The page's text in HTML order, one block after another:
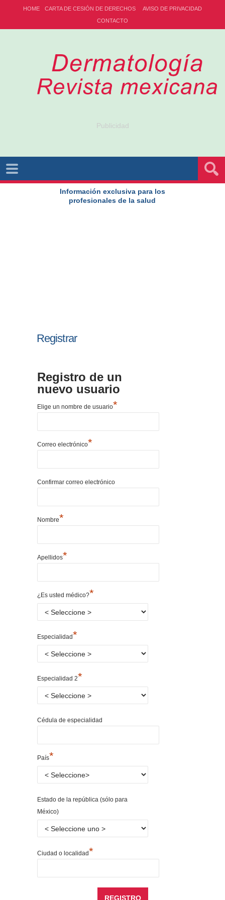
HOME CARTA DE CESIÓN DE DERECHOS
AVISO DE PRIVACIDAD
CONTACTO
Publicidad
Información exclusiva para los
profesionales de la salud
Registrar
Registro de un
nuevo usuario
Elige un nombre de usuario*
Correo electrónico*
Confirmar correo electrónico
Nombre*
Apellidos*
¿Es usted médico?*
Especialidad*
Especialidad 2*
Cédula de especialidad
País*
Estado de la república (sólo para
México)
Ciudad o localidad*